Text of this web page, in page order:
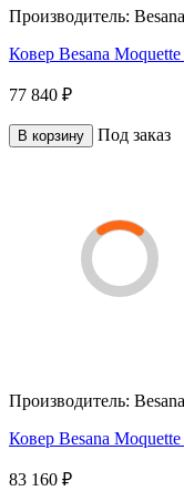
Производитель:
Ковер Besana
77 840 ₽
В корзину Под заказ
Производитель:
Ковер Besana
83 160 ₽